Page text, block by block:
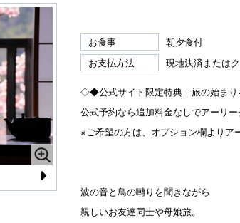
N
お食事
朝夕食付
お支払方法
現地決済または
◇◆公式サイト限定特典｜旅の始ま
公式予約なら追加料金なしでアーリー
※ご希望の方は、オプション欄よりア
波の音と鳥の囀りを聞きながら
親しいお友達同士や母娘旅。